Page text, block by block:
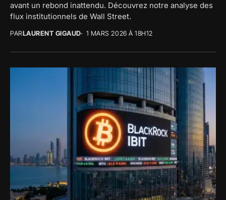
avant un rebond inattendu. Découvrez notre analyse des
flux institutionnels de Wall Street.
PARLAURENT GIGAUD 1 MARS 2026 À 18H12